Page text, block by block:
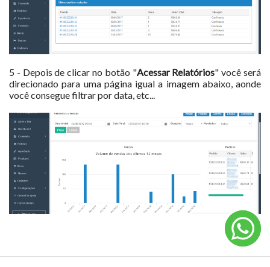
5 - Depois de clicar no botão "Acessar Relatórios" você será
direcionado para uma página igual a imagem abaixo, aonde
você consegue filtrar por data, etc...